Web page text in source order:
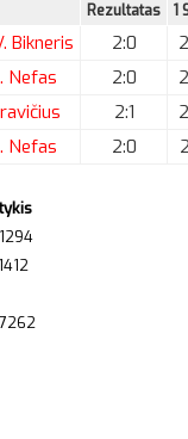
Rezultatas 1
Bikneris 2:0
Nefas 2:0
2:1
Nefas 2:0